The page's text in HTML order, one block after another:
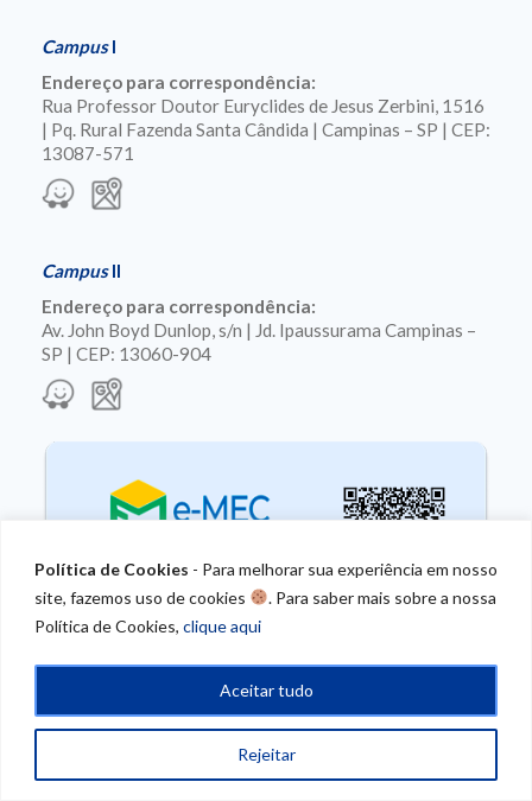
Política de Cookies - Para melhorar sua experiência em nosso
site, fazemos uso de cookies
. Para saber mais sobre a nossa
Política de Cookies, clique aqui
Rejeitar
Aceitar tudo
CampusI
Endereço para correspondência:
Rua Professor Doutor Euryclides de Jesus Zerbini, 1516
| Pq. Rural Fazenda Santa Cândida | Campinas – SP | CEP:
13087-571
CampusII
Endereço para correspondência:
Av. John Boyd Dunlop, s/n | Jd. Ipaussurama Campinas –
SP | CEP: 13060-904